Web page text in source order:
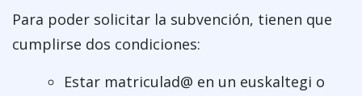
Para poder solicitar la subvención, tienen que
cumplirse dos condiciones:
Estar matriculad@ en un euskaltegi o